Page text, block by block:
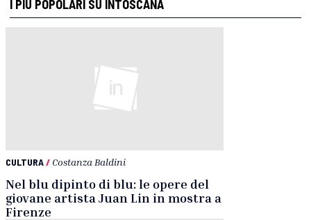
I PIÙ POPOLARI SU INTOSCANA
CULTURA/ Costanza Baldini
Nel blu dipinto di blu: le opere del
giovane artista Juan Lin in mostra a
Firenze